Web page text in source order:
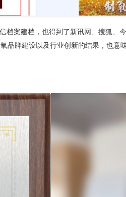
档案建档，也得到了新讯网、搜狐、
品牌建设以及行业创新的结果，也意